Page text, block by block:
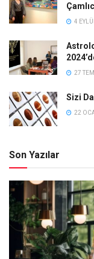
4
27
Sizi
22
Son Yazılar